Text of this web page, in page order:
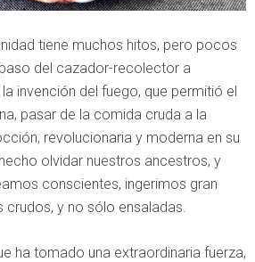
tiene muchos hitos, pero pocos
del cazador-recolector a
invención del fuego, que permitió el
pasar de la comida cruda a la
revolucionaria y moderna en su
olvidar nuestros ancestros, y
conscientes, ingerimos gran
y no sólo ensaladas.
ha tomado una extraordinaria fuerza,